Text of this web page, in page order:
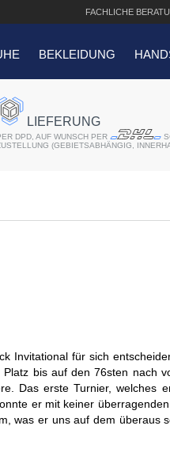
FACHLICHE
BEKLEIDUNG
LIEFERUNG
DPD, AUF WUNSCH PER
(GEBIETSABHÄNGIG,
Invitational für sich
bis auf den 76sten nach
Das erste Turnier, welches
er mit keiner
was er uns auf dem überaus